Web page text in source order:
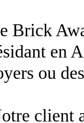
Brick
en
ou
client